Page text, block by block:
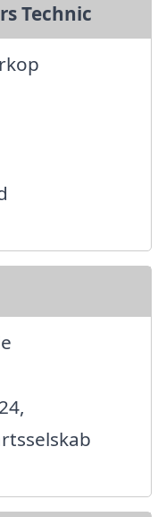
Technic